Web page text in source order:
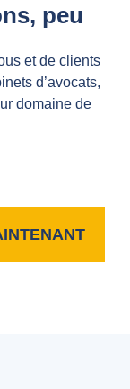
peu
et de clients
d’avocats,
domaine de